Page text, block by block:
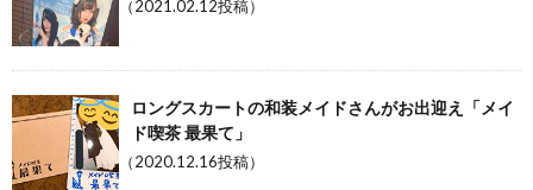
（2021.02.12投稿）
ロングスカートの和装メイドさんがお出迎え「メイ
ド喫茶 最果て」
（2020.12.16投稿）